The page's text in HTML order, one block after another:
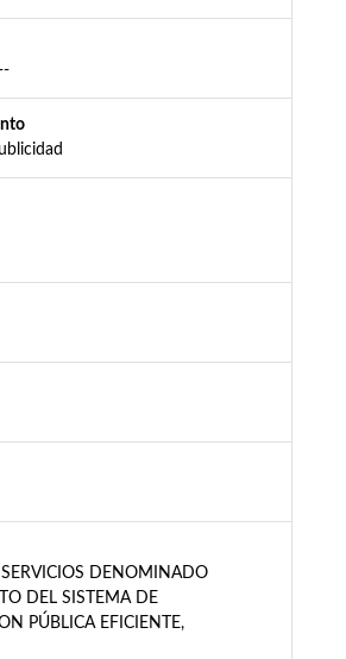
DENOMINADO
DEL SISTEMA DE
PÚBLICA EFICIENTE,